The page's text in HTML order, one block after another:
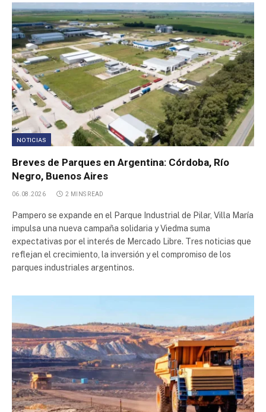
Area Industrial Puerto Boyacá
Area Industrial (CHOAPAR)
Area Industrial Saurimo
Area Industrial Tungkal Jaya
Area industrial Puerto Francisco de Orellana
Area Industrial Las Parejas
Parque de Servicios e Industrias Palmira
Sector Industrial Planificado Carmen de Patagones
Parque Industrial AMCO
Plaza Logística
Plaza Logística
Parque Industrial Morteros
NOTICIAS
Breves de Parques en Argentina: Córdoba, Río
Negro, Buenos Aires
06.08.2026 2 MINS READ
Pampero se expande en el Parque Industrial de Pilar, Villa María
impulsa una nueva campaña solidaria y Viedma suma
expectativas por el interés de Mercado Libre. Tres noticias que
reflejan el crecimiento, la inversión y el compromiso de los
parques industriales argentinos.